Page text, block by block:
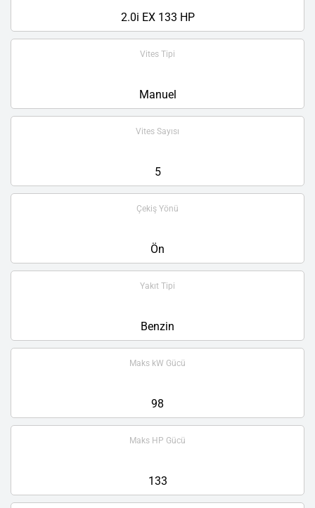
2.0i EX 133 HP
Vites Tipi
Manuel
Vites Sayısı
5
Çekiş Yönü
Ön
Yakıt Tipi
Benzin
Maks kW Gücü
98
Maks HP Gücü
133